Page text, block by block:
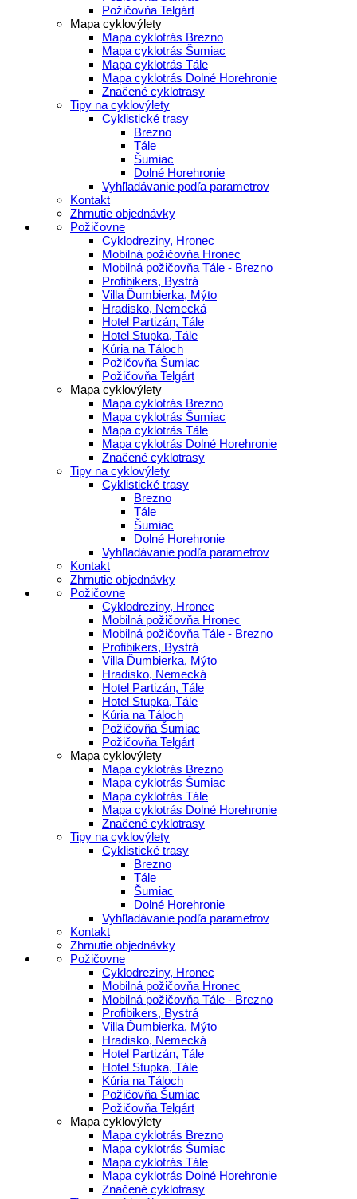
Požičovňa Telgárt
Mapa cyklovýlety
Mapa cyklotrás Brezno
Mapa cyklotrás Šumiac
Mapa cyklotrás Tále
Mapa cyklotrás Dolné Horehronie
Značené cyklotrasy
Tipy na cyklovýlety
Cyklistické trasy
Brezno
Tále
Šumiac
Dolné Horehronie
Vyhľladávanie podľa parametrov
Kontakt
Zhrnutie objednávky
Požičovne
Cyklodreziny, Hronec
Mobilná požičovňa Hronec
Mobilná požičovňa Tále - Brezno
Profibikers, Bystrá
Villa Ďumbierka, Mýto
Hradisko, Nemecká
Hotel Partizán, Tále
Hotel Stupka, Tále
Kúria na Táloch
Požičovňa Šumiac
Požičovňa Telgárt
Mapa cyklovýlety
Mapa cyklotrás Brezno
Mapa cyklotrás Šumiac
Mapa cyklotrás Tále
Mapa cyklotrás Dolné Horehronie
Značené cyklotrasy
Tipy na cyklovýlety
Cyklistické trasy
Brezno
Tále
Šumiac
Dolné Horehronie
Vyhľladávanie podľa parametrov
Kontakt
Zhrnutie objednávky
Požičovne
Cyklodreziny, Hronec
Mobilná požičovňa Hronec
Mobilná požičovňa Tále - Brezno
Profibikers, Bystrá
Villa Ďumbierka, Mýto
Hradisko, Nemecká
Hotel Partizán, Tále
Hotel Stupka, Tále
Kúria na Táloch
Požičovňa Šumiac
Požičovňa Telgárt
Mapa cyklovýlety
Mapa cyklotrás Brezno
Mapa cyklotrás Šumiac
Mapa cyklotrás Tále
Mapa cyklotrás Dolné Horehronie
Značené cyklotrasy
Tipy na cyklovýlety
Cyklistické trasy
Brezno
Tále
Šumiac
Dolné Horehronie
Vyhľladávanie podľa parametrov
Kontakt
Zhrnutie objednávky
Požičovne
Cyklodreziny, Hronec
Mobilná požičovňa Hronec
Mobilná požičovňa Tále - Brezno
Profibikers, Bystrá
Villa Ďumbierka, Mýto
Hradisko, Nemecká
Hotel Partizán, Tále
Hotel Stupka, Tále
Kúria na Táloch
Požičovňa Šumiac
Požičovňa Telgárt
Mapa cyklovýlety
Mapa cyklotrás Brezno
Mapa cyklotrás Šumiac
Mapa cyklotrás Tále
Mapa cyklotrás Dolné Horehronie
Značené cyklotrasy